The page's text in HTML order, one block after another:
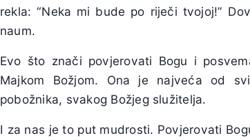
rekla: “Neka mi bude po riječi tvojoj!”
naum.
Evo što znači povjerovati Bogu i
Majkom Božjom. Ona je najveća od
pobožnika, svakog Božjeg služitelja.
I za nas je to put mudrosti. Povjerovati